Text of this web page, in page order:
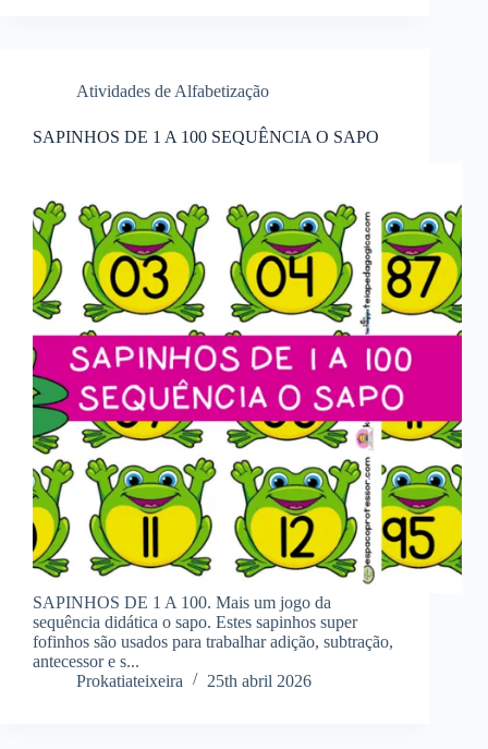
Atividades de Alfabetização
SAPINHOS DE 1 A 100 SEQUÊNCIA O SAPO
SAPINHOS DE 1 A 100. Mais um jogo da
sequência didática o sapo. Estes sapinhos super
fofinhos são usados para trabalhar adição, subtração,
antecessor e s...
Prokatiateixeira
25th abril 2026